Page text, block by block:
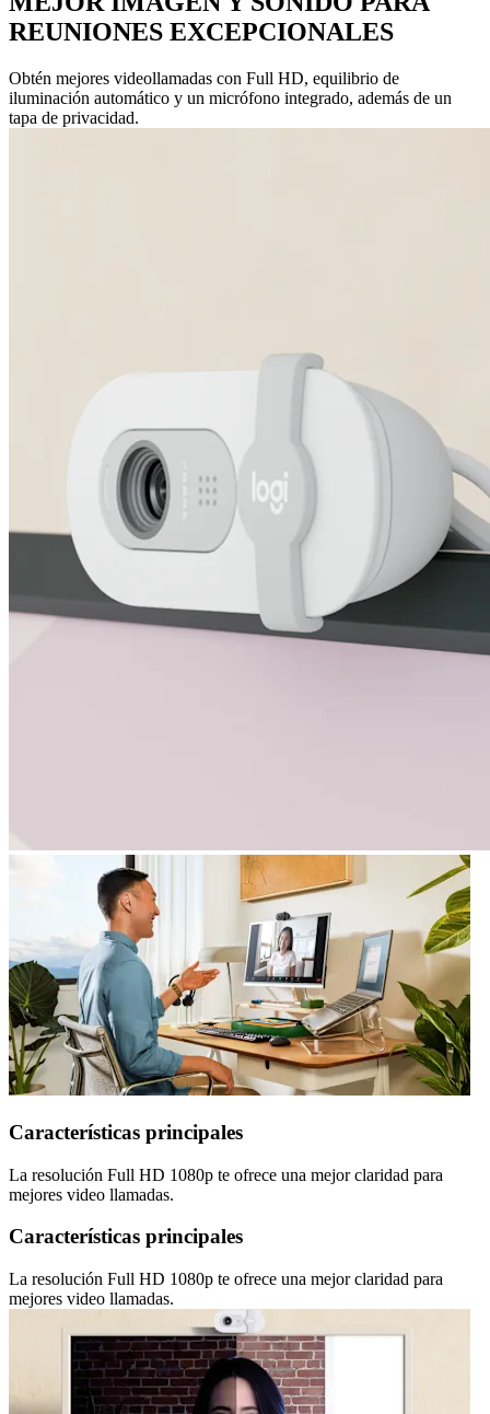
REUNIONES EXCEPCIONALES
Obtén mejores videollamadas con Full HD, equilibrio de
iluminación automático y un micrófono integrado, además de un
tapa de privacidad.
Características principales
La resolución Full HD 1080p te ofrece una mejor claridad para
mejores video llamadas.
Características principales
La resolución Full HD 1080p te ofrece una mejor claridad para
mejores video llamadas.